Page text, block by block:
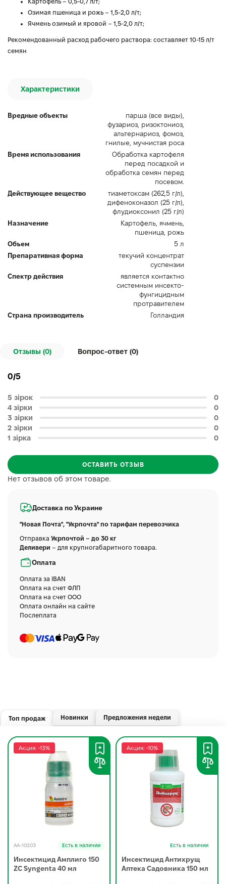
Озимая пшеница и рожь – 1,5-2,0 л/т;
Ячмень озимый и яровой – 1,5-2,0 л/т;
Рекомендованный расход рабочего раствора: составляет 10-15 л/т
семян
Характеристики
Вредные объекты
парша (все виды),
фузариоз, ризоктониоз,
альтернариоз, фомоз,
гнилые, мучнистая роса
Время использования
Обработка картофеля
перед посадкой и
обработка семян перед
посевом.
Действующее вещество
тиаметоксам (262,5 г/л),
дифеноконазол (25 г/л),
флудиоксонил (25 г/л)
Назначение
Картофель, ячмень,
пшеница, рожь
Объем
5 л
Препаративная форма
текучий концентрат
суспензии
Спектр действия
является контактно
системным инсекто-
фунгицидным
протравителем
Страна производитель
Голландия
Отзывы (0) Вопрос-ответ (0)
Нет отзывов об этом товаре.
0/5
5 зірок
0
4 зірки
0
3 зірки
0
2 зірки
0
1 зірка
0
ОСТАВИТЬ ОТЗЫВ
Доставка по Украине
"Новая Почта", "Укрпочта" по тарифам перевозчика
Отправка Укрпочтой – до 30 кг
Деливери – для крупногабаритного товара.
Оплата
Оплата за IBAN
Оплата на счет ФЛП
Оплата на счет ООО
Оплата онлайн на сайте
Послеплата
Топ продаж Новинки Предложения недели
Акция: -13%
AA-10203 Есть в наличии
Инсектицид Амплиго 150
ZC Syngenta 40 мл
Акция: -10%
Есть в наличии
Инсектицид Антихрущ
Аптека Садовника 150 мл